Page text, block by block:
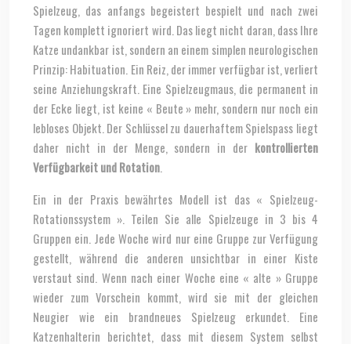
Spielzeug, das anfangs begeistert bespielt und nach zwei
Tagen komplett ignoriert wird. Das liegt nicht daran, dass Ihre
Katze undankbar ist, sondern an einem simplen neurologischen
Prinzip: Habituation. Ein Reiz, der immer verfügbar ist, verliert
seine Anziehungskraft. Eine Spielzeugmaus, die permanent in
der Ecke liegt, ist keine « Beute » mehr, sondern nur noch ein
lebloses Objekt. Der Schlüssel zu dauerhaftem Spielspass liegt
daher nicht in der Menge, sondern in der kontrollierten
Verfügbarkeit und Rotation
Ein in der Praxis bewährtes Modell ist das « Spielzeug-
Rotationssystem ». Teilen Sie alle Spielzeuge in 3 bis 4
Gruppen ein. Jede Woche wird nur eine Gruppe zur Verfügung
gestellt, während die anderen unsichtbar in einer Kiste
verstaut sind. Wenn nach einer Woche eine « alte » Gruppe
wieder zum Vorschein kommt, wird sie mit der gleichen
Neugier wie ein brandneues Spielzeug erkundet. Eine
Katzenhalterin berichtet, dass mit diesem System selbst